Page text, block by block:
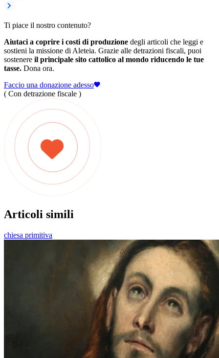
Ti piace il nostro contenuto?
Aiutaci a coprire i costi di produzione degli articoli che leggi e
sostieni la missione di Aleteia. Grazie alle detrazioni fiscali, puoi
sostenere il principale sito cattolico al mondo riducendo le tue
tasse. Dona ora.
Faccio una donazione adesso
( Con detrazione fiscale )
Articoli simili
chiesa primitiva